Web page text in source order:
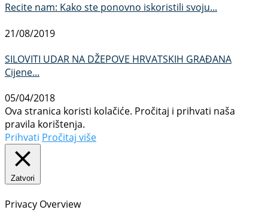
Recite nam: Kako ste ponovno iskoristili svoju...
21/08/2019
SILOVITI UDAR NA DŽEPOVE HRVATSKIH GRAĐANA
Cijene...
05/04/2018
Ova stranica koristi kolačiće. Pročitaj i prihvati naša
pravila korištenja.
Prihvati Pročitaj više
Zatvori
Privacy Overview